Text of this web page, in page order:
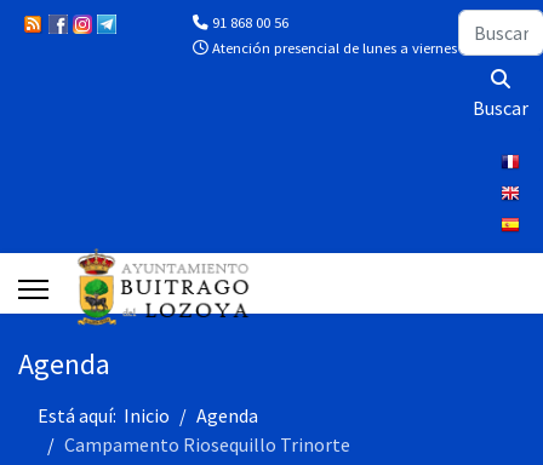
91 868 00 56
Atención presencial de lunes a viernes de 10:00 a
Buscar
Buscar
Agenda
Está aquí: Inicio
Agenda
Campamento Riosequillo Trinorte